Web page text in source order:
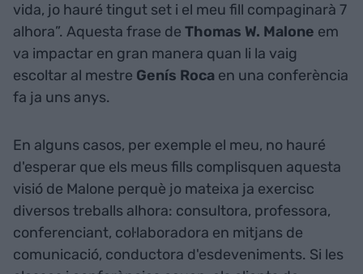
vida, jo hauré tingut set i el meu fill compaginarà 7
alhora”. Aquesta frase de Thomas W. Malone em
va impactar en gran manera quan li la vaig
escoltar al mestre Genís Roca en una conferència
fa ja uns anys.
En alguns casos, per exemple el meu, no hauré
d'esperar que els meus fills complisquen aquesta
visió de Malone perquè jo mateixa ja exercisc
diversos treballs alhora: consultora, professora,
conferenciant, col·laboradora en mitjans de
comunicació, conductora d'esdeveniments. Si les